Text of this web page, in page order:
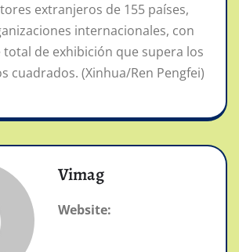
extranjeros de 155 países,
internacionales, con
de exhibición que supera los
cuadrados. (Xinhua/Ren Pengfei)
Vimag
Website: